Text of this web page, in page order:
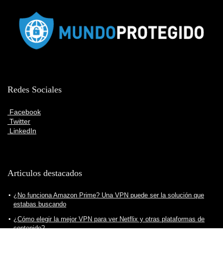
Redes Sociales
Facebook
Twitter
LinkedIn
Articulos destacados
¿No funciona Amazon Prime? Una VPN puede ser la solución que
estabas buscando
¿Cómo elegir la mejor VPN para ver Netflix y otras plataformas de
contenido?